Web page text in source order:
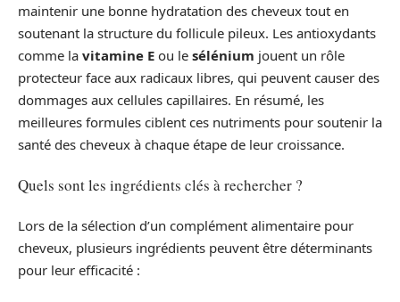
maintenir une bonne hydratation des cheveux tout en
soutenant la structure du follicule pileux. Les antioxydants
comme la vitamine E ou le sélénium jouent un rôle
protecteur face aux radicaux libres, qui peuvent causer des
dommages aux cellules capillaires. En résumé, les
meilleures formules ciblent ces nutriments pour soutenir la
santé des cheveux à chaque étape de leur croissance.
Quels sont les ingrédients clés à rechercher ?
Lors de la sélection d’un complément alimentaire pour
cheveux, plusieurs ingrédients peuvent être déterminants
pour leur efficacité :